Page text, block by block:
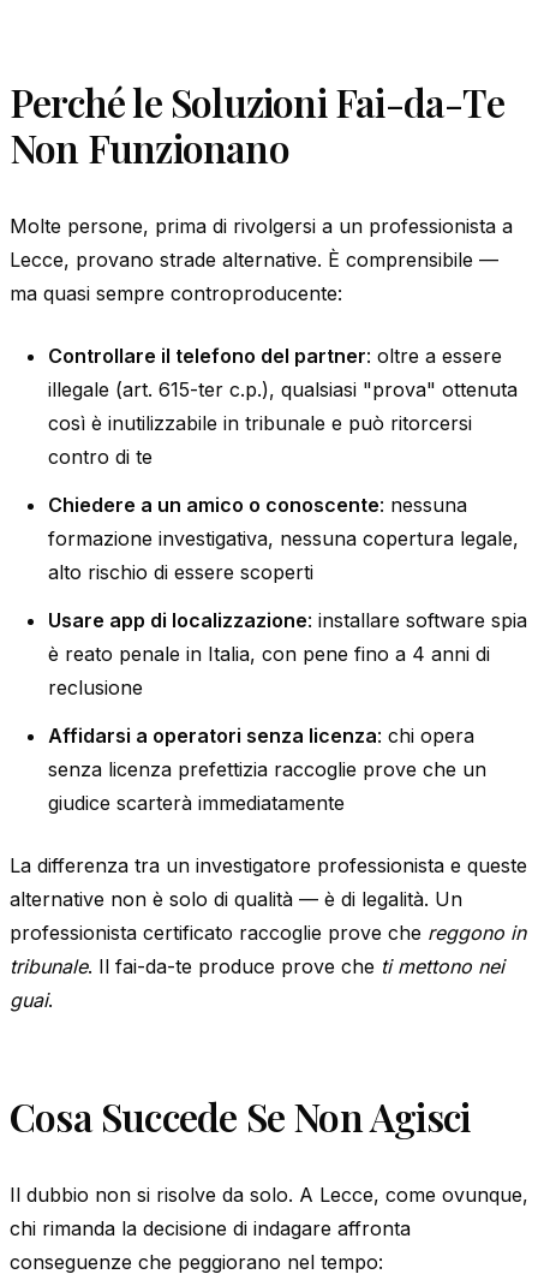
Perché le Soluzioni Fai-da-Te
Non Funzionano
Molte persone, prima di rivolgersi a un professionista a
Lecce, provano strade alternative. È comprensibile —
ma quasi sempre controproducente:
Controllare il telefono del partner: oltre a essere
illegale (art. 615-ter c.p.), qualsiasi "prova" ottenuta
così è inutilizzabile in tribunale e può ritorcersi
contro di te
Chiedere a un amico o conoscente: nessuna
formazione investigativa, nessuna copertura legale,
alto rischio di essere scoperti
Usare app di localizzazione: installare software spia
è reato penale in Italia, con pene fino a 4 anni di
reclusione
Affidarsi a operatori senza licenza: chi opera
senza licenza prefettizia raccoglie prove che un
giudice scarterà immediatamente
La differenza tra un investigatore professionista e queste
alternative non è solo di qualità — è di legalità. Un
professionista certificato raccoglie prove che reggono in
tribunale. Il fai-da-te produce prove che ti mettono nei
guai.
Cosa Succede Se Non Agisci
Il dubbio non si risolve da solo. A Lecce, come ovunque,
chi rimanda la decisione di indagare affronta
conseguenze che peggiorano nel tempo: